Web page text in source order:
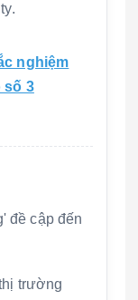
nghiệm
số 3
đề cập đến
trường